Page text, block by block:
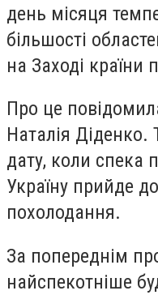
день місяця
більшості
на Заході країни
Про це
Наталія
дату, коли спека
Україну прийде
похолодання.
За попереднім
найспекотніше